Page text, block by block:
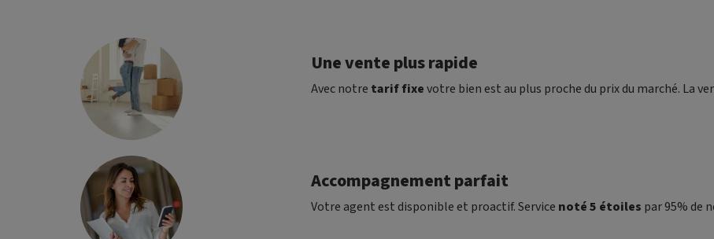
Une vente plus rapide
Avec notre tarif fixevotre bien est au plus proche du prix du marché. La
Accompagnement parfait
Votre agent est disponible et proactif. Service noté 5 étoiles par 95% de